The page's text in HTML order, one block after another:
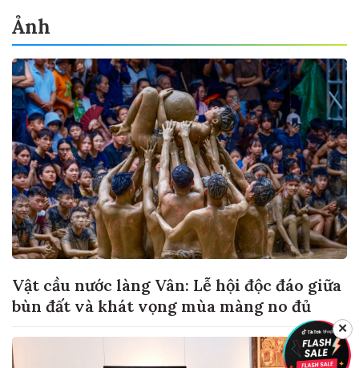
Ảnh
Vật cầu nước làng Vân: Lễ hội độc đáo giữa
bùn đất và khát vọng mùa màng no đủ
✕